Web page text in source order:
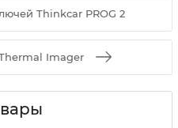
Thinkcar PROG 2
Imager